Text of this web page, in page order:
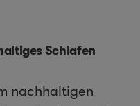
Schlafen
nachhaltigen